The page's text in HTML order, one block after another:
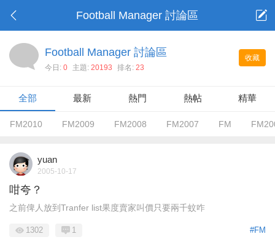
Football Manager 討論區
收藏
Football Manager 討論區
今日: 0 主題: 20193 排名: 23
全部 最新 熱門 熱帖 精華
FM2010 FM2009 FM2008 FM2007 FM
yuan
2005-10-17
咁夸？
之前俾人放到Tranfer list果度賣家叫價只要兩千蚊咋
#FM
1302 1